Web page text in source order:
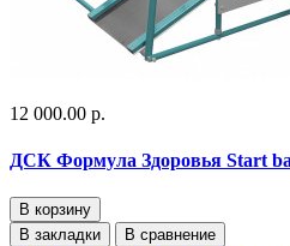
12 000.00 р.
ДСК Формула Здоровья Start
В корзину
В закладки
В сравнение